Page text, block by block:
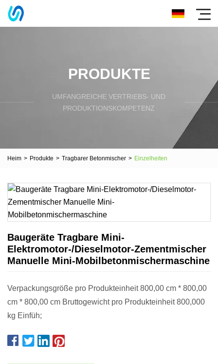
PRODUKTE
UMFANGREICHE VERTRIEBS- UND
PRODUKTIONSKOMPETENZ
Heim > Produkte > Tragbarer Betonmischer > Einzelheiten
Baugeräte Tragbare Mini-
Elektromotor-/Dieselmotor-Zementmischer
Manuelle Mini-Mobilbetonmischermaschine
Verpackungsgröße pro Produkteinheit 800,00 cm * 800,00
cm * 800,00 cm Bruttogewicht pro Produkteinheit 800,000
kg Einfüh;